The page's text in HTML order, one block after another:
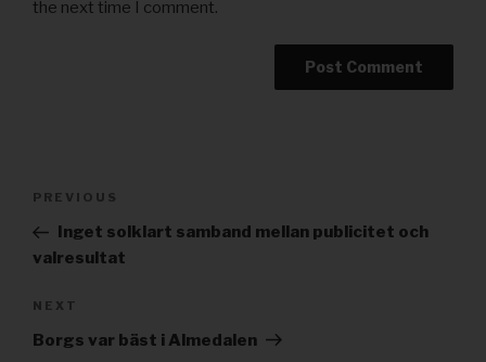
the next time I comment.
Post
Previous
Post
PREVIOUS
Inget solklart samband mellan publicitet och
valresultat
Next
Post
NEXT
Borgs var bäst i Almedalen